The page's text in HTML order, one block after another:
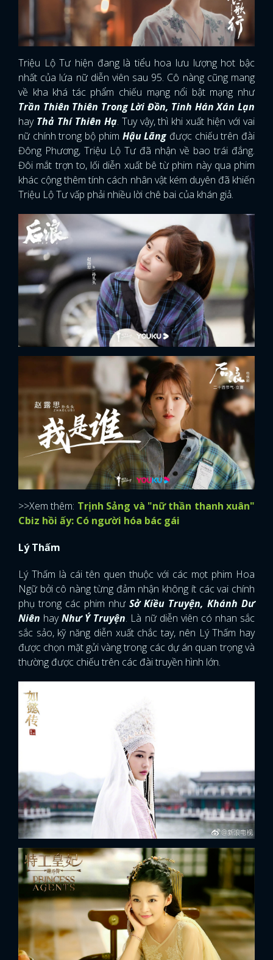
Triệu Lộ Tư hiện đang là tiểu hoa lưu lượng hot bậc
nhất của lứa nữ diễn viên sau 95. Cô nàng cũng mang
về kha khá tác phẩm chiếu mạng nổi bật mạng như
Trần Thiên Thiên Trong Lời Đồn, Tinh Hán Xán Lạn
hay Thả Thí Thiên Hạ. Tuy vậy, thì khi xuất hiện với vai
nữ chính trong bộ phim Hậu Lãngđược chiếu trên đài
Đông Phương, Triệu Lộ Tư đã nhận về bao trái đắng.
Đôi mắt trợn to, lối diễn xuất bê từ phim này qua phim
khác cộng thêm tính cách nhân vật kém duyên đã khiến
Triệu Lộ Tư vấp phải nhiều lời chê bai của khán giả.
>>Xem thêm: Trịnh Sảng và "nữ thần thanh xuân"
Cbiz hồi ấy: Có người hóa bác gái
Lý Thấm
Lý Thấm là cái tên quen thuộc với các mọt phim Hoa
Ngữ bởi cô nàng từng đảm nhận không ít các vai chính
phụ trong các phim như Sở Kiều Truyện, Khánh Dư
Niên hayNhư Ý Truyện. Là nữ diễn viên có nhan sắc
sắc sảo, kỹ năng diễn xuất chắc tay, nên Lý Thấm hay
được chọn mặt gửi vàng trong các dự án quan trọng và
thường được chiếu trên các đài truyền hình lớn.